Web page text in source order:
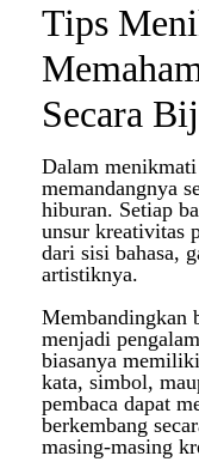
Tips
Secara
Dalam
memandangnya
hiburan. Setiap
unsur kreativitas
dari sisi bahasa,
artistiknya.
Membandingkan
menjadi
biasanya
kata, simbol,
pembaca dapat
berkembang
masing-masing